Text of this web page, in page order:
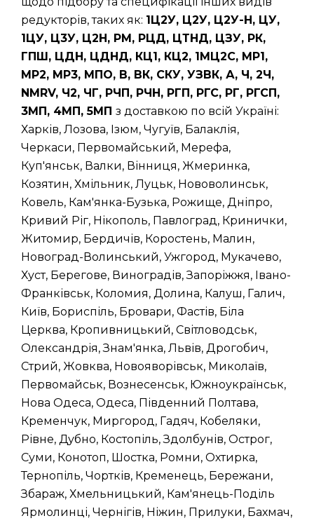
редукторів, таких як: 1Ц2У, Ц2У, Ц2У-Н, ЦУ,
1ЦУ, Ц3У, Ц2Н, РМ, РЦД, ЦТНД, ЦЗУ, РК,
ГПШ, ЦДН, ЦДНД, КЦ1, КЦ2, 1МЦ2С, МР1,
МР2, МР3, МПО, В, ВК, СКУ, УЗВК, А, Ч, 2Ч,
NMRV, Ч2, ЧГ, РЧП, РЧН, РГП, РГС, РГ, РГСП,
3МП, 4МП, 5МП з доставкою по всій Україні:
Харків, Лозова, Ізюм, Чугуїв, Балаклія,
Черкаси, Первомайський, Мерефа,
Куп'янськ, Валки, Вінниця, Жмеринка,
Козятин, Хмільник, Луцьк, Нововолинськ,
Ковель, Кам'янка-Бузька, Рожище, Дніпро,
Кривий Ріг, Нікополь, Павлоград, Кринички,
Житомир, Бердичів, Коростень, Малин,
Новоград-Волинський, Ужгород, Мукачево,
Хуст, Берегове, Виноградів, Запоріжжя, Івано-
Франківськ, Коломия, Долина, Калуш, Галич,
Київ, Бориспіль, Бровари, Фастів, Біла
Церква, Кропивницький, Світловодськ,
Олександрія, Знам'янка, Львів, Дрогобич,
Стрий, Жовква, Новояворівськ, Миколаїв,
Первомайськ, Вознесенськ, Южноукраїнськ,
Нова Одеса, Одеса, Південний Полтава,
Кременчук, Миргород, Гадяч, Кобеляки,
Рівне, Дубно, Костопіль, Здолбунів, Острог,
Суми, Конотоп, Шостка, Ромни, Охтирка,
Тернопіль, Чортків, Кременець, Бережани,
Збараж, Хмельницький, Кам'янець-Поділь
Ярмолинці, Чернігів, Ніжин, Прилуки, Бахмач,